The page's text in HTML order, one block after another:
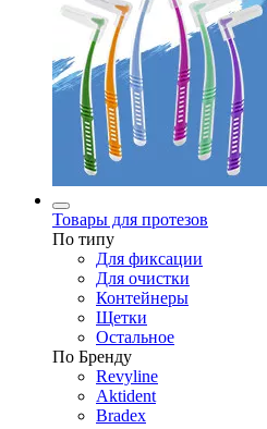
Товары для протезов
По типу
Для фиксации
Для очистки
Контейнеры
Щетки
Остальное
По Бренду
Revyline
Aktident
Bradex